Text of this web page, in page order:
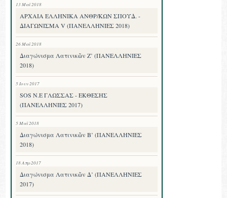
13 Μαΐ 2018
ΑΡΧΑΙΑ ΕΛΛΗΝΙΚΑ ΑΝΘΡ/ΚΩΝ ΣΠΟΥΔ. -
ΔΙΑΓΩΝΙΣΜΑ V (ΠΑΝΕΛΛΗΝΙΕΣ 2018)
26 Μαΐ 2018
Διαγώνισμα Λατινικῶν Ζ’ (ΠΑΝΕΛΛΗΝΙΕΣ
2018)
5 Ιουν 2017
SOS Ν.Ε ΓΛΩΣΣΑΣ - ΕΚΘΕΣΗΣ
(ΠΑΝΕΛΛΗΝΙΕΣ 2017)
5 Μαΐ 2018
Διαγώνισμα Λατινικῶν Β’ (ΠΑΝΕΛΛΗΝΙΕΣ
2018)
18 Απρ 2017
Διαγώνισμα Λατινικῶν Δ’ (ΠΑΝΕΛΛΗΝΙΕΣ
2017)